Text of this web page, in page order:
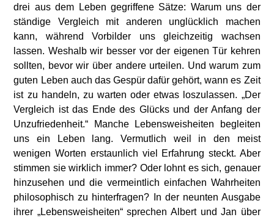
drei aus dem Leben gegriffene Sätze: Warum uns der
ständige Vergleich mit anderen unglücklich machen
kann, während Vorbilder uns gleichzeitig wachsen
lassen. Weshalb wir besser vor der eigenen Tür kehren
sollten, bevor wir über andere urteilen. Und warum zum
guten Leben auch das Gespür dafür gehört, wann es Zeit
ist zu handeln, zu warten oder etwas loszulassen. „Der
Vergleich ist das Ende des Glücks und der Anfang der
Unzufriedenheit.“ Manche Lebensweisheiten begleiten
uns ein Leben lang. Vermutlich weil in den meist
wenigen Worten erstaunlich viel Erfahrung steckt. Aber
stimmen sie wirklich immer? Oder lohnt es sich, genauer
hinzusehen und die vermeintlich einfachen Wahrheiten
philosophisch zu hinterfragen? In der neunten Ausgabe
ihrer „Lebensweisheiten“ sprechen Albert und Jan über